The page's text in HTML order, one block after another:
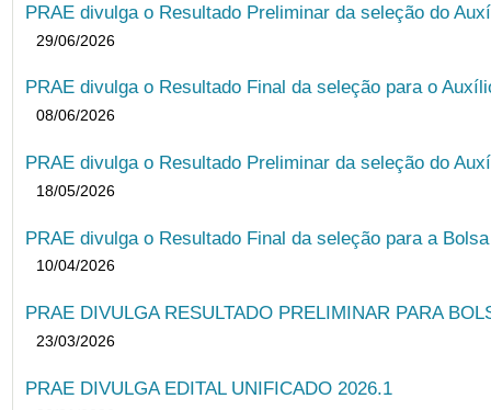
PRAE divulga o Resultado Preliminar da seleção do
29/06/2026
PRAE divulga o Resultado Final da seleção para o
08/06/2026
PRAE divulga o Resultado Preliminar da seleção do
18/05/2026
PRAE divulga o Resultado Final da seleção para a
10/04/2026
PRAE DIVULGA RESULTADO PRELIMINAR PARA
23/03/2026
PRAE DIVULGA EDITAL UNIFICADO 2026.1